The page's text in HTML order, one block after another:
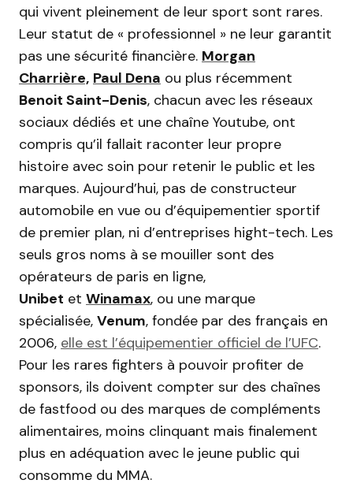
qui vivent pleinement de leur sport sont rares.
Leur statut de « professionnel » ne leur garantit
pas une sécurité financière. Morgan
Charrière, Paul Dena ou plus récemment
Benoit Saint-Denis, chacun avec les réseaux
sociaux dédiés et une chaîne Youtube, ont
compris qu’il fallait raconter leur propre
histoire avec soin pour retenir le public et les
marques. Aujourd’hui, pas de constructeur
automobile en vue ou d’équipementier sportif
de premier plan, ni d’entreprises hight-tech. Les
seuls gros noms à se mouiller sont des
opérateurs de paris en ligne,
Unibet et Winamax, ou une marque
spécialisée, Venum, fondée par des français en
2006, elle est l’équipementier officiel de l’UFC.
Pour les rares fighters à pouvoir profiter de
sponsors, ils doivent compter sur des chaînes
de fastfood ou des marques de compléments
alimentaires, moins clinquant mais finalement
plus en adéquation avec le jeune public qui
consomme du MMA.